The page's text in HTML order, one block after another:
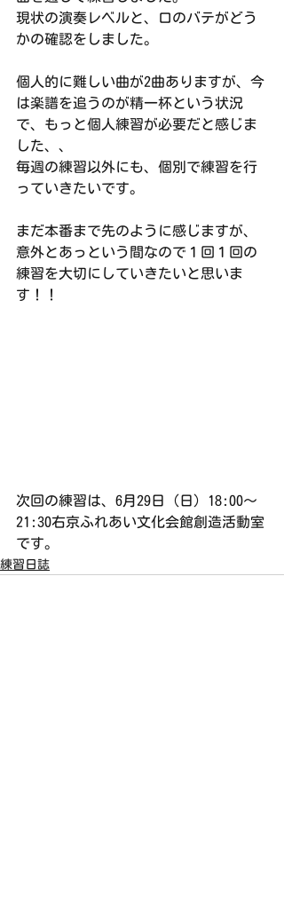
現状の演奏レベルと、口のバテがどう
かの確認をしました。
個人的に難しい曲が2曲ありますが、今
は楽譜を追うのが精一杯という状況
で、もっと個人練習が必要だと感じま
した、、
毎週の練習以外にも、個別で練習を行
っていきたいです。
まだ本番まで先のように感じますが、
意外とあっという間なので１回１回の
練習を大切にしていきたいと思いま
す！！
次回の練習は、6月29日（日）18:00〜
21:30右京ふれあい文化会館創造活動室
です。
練習日誌